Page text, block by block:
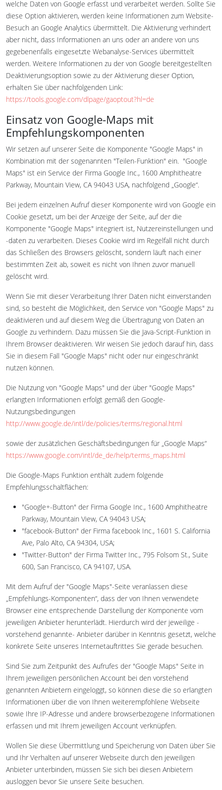
welche Daten von Google erfasst und verarbeitet werden. Sollte Sie
diese Option aktivieren, werden keine Informationen zum Website-
Besuch an Google Analytics übermittelt. Die Aktivierung verhindert
aber nicht, dass Informationen an uns oder an andere von uns
gegebenenfalls eingesetzte Webanalyse-Services übermittelt
werden. Weitere Informationen zu der von Google bereitgestellten
Deaktivierungsoption sowie zu der Aktivierung dieser Option,
erhalten Sie über nachfolgenden Link:
https://tools.google.com/dlpage/gaoptout?hl=de
Einsatz von Google-Maps mit
Empfehlungskomponenten
Wir setzen auf unserer Seite die Komponente "Google Maps" in
Kombination mit der sogenannten "Teilen-Funktion" ein. "Google
Maps" ist ein Service der Firma Google Inc., 1600 Amphitheatre
Parkway, Mountain View, CA 94043 USA, nachfolgend „Google“.
Bei jedem einzelnen Aufruf dieser Komponente wird von Google ein
Cookie gesetzt, um bei der Anzeige der Seite, auf der die
Komponente "Google Maps" integriert ist, Nutzereinstellungen und
-daten zu verarbeiten. Dieses Cookie wird im Regelfall nicht durch
das Schließen des Browsers gelöscht, sondern läuft nach einer
bestimmten Zeit ab, soweit es nicht von Ihnen zuvor manuell
gelöscht wird.
Wenn Sie mit dieser Verarbeitung Ihrer Daten nicht einverstanden
sind, so besteht die Möglichkeit, den Service von "Google Maps" zu
deaktivieren und auf diesem Weg die Übertragung von Daten an
Google zu verhindern. Dazu müssen Sie die Java-Script-Funktion in
Ihrem Browser deaktivieren. Wir weisen Sie jedoch darauf hin, dass
Sie in diesem Fall "Google Maps" nicht oder nur eingeschränkt
nutzen können.
Die Nutzung von "Google Maps" und der über "Google Maps"
erlangten Informationen erfolgt gemäß den Google-
Nutzungsbedingungen
http://www.google.de/intl/de/policies/terms/regional.html
sowie der zusätzlichen Geschäftsbedingungen für „Google Maps“
https://www.google.com/intl/de_de/help/terms_maps.html
Die Google-Maps Funktion enthält zudem folgende
Empfehlungsschaltflächen:
"Google+-Button" der Firma Google Inc., 1600 Amphitheatre
Parkway, Mountain View, CA 94043 USA;
"facebook-Button" der Firma facebook Inc., 1601 S. California
Ave, Palo Alto, CA 94304, USA;
"Twitter-Button" der Firma Twitter Inc., 795 Folsom St., Suite
600, San Francisco, CA 94107, USA.
Mit dem Aufruf der "Google Maps"-Seite veranlassen diese
„Empfehlungs-Komponenten“, dass der von Ihnen verwendete
Browser eine entsprechende Darstellung der Komponente vom
jeweiligen Anbieter herunterlädt. Hierdurch wird der jeweilige -
vorstehend genannte- Anbieter darüber in Kenntnis gesetzt, welche
konkrete Seite unseres Internetauftrittes Sie gerade besuchen.
Sind Sie zum Zeitpunkt des Aufrufes der "Google Maps" Seite in
Ihrem jeweiligen persönlichen Account bei den vorstehend
genannten Anbietern eingeloggt, so können diese die so erlangten
Informationen über die von Ihnen weiterempfohlene Webseite
sowie Ihre IP-Adresse und andere browserbezogene Informationen
erfassen und mit Ihrem jeweiligen Account verknüpfen.
Wollen Sie diese Übermittlung und Speicherung von Daten über Sie
und Ihr Verhalten auf unserer Webseite durch den jeweiligen
Anbieter unterbinden, müssen Sie sich bei diesen Anbietern
ausloggen bevor Sie unsere Seite besuchen.